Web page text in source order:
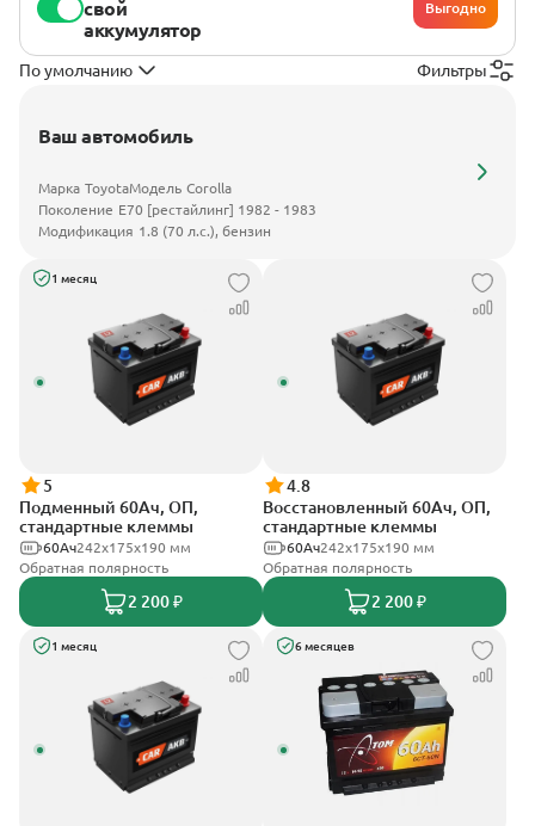
свой
аккумулятор
Выгодно
По умолчанию Фильтры
Ваш автомобиль
Марка ToyotaМодель Corolla
Поколение E70 [рестайлинг] 1982 - 1983
Модификация 1.8 (70 л.с.), бензин
1 месяц
5
Подменный 60Ач, ОП,
стандартные клеммы
242х175х190 мм
60Ач
Обратная полярность
2 200 ₽
4.8
Восстановленный 60Ач, ОП,
стандартные клеммы
242х175х190 мм
60Ач
Обратная полярность
2 200 ₽
1 месяц 6 месяцев